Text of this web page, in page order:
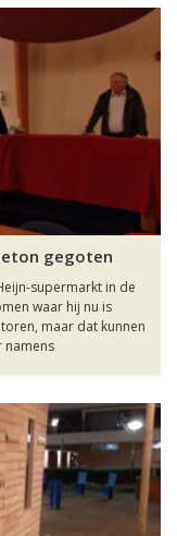
gegoten
supermarkt in de
waar hij nu is
maar dat kunnen
namens